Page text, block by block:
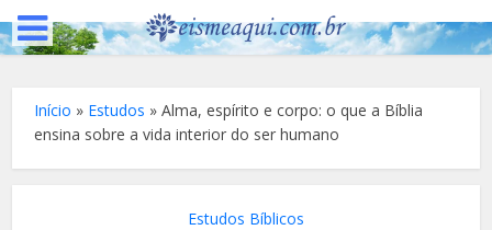
Início » Estudos »Alma, espírito e corpo: o que a Bíblia
ensina sobre a vida interior do ser humano
Estudos Bíblicos